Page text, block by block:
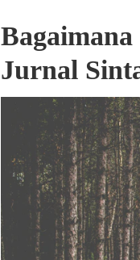
Jurnal